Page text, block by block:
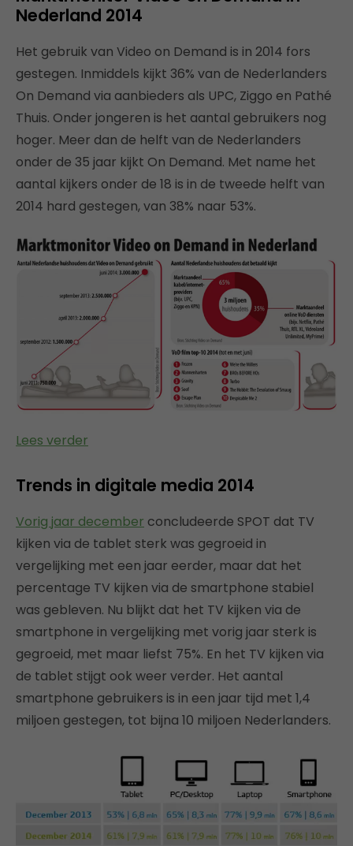
Nederland 2014
Het gebruik van Video on Demand is in 2014 fors
gestegen. Inmiddels kijkt 36% van de Nederlanders
On Demand via aanbieders als UPC, Ziggo en Pathé
Thuis. Onder jongeren is het aantal gebruikers nog
hoger. Meer dan de helft van de Nederlanders
onder de 35 jaar kijkt On Demand. Met name het
aantal kijkers onder de 18 is in de tweede helft van
2014 hard gestegen, van 38% naar 53%.
Lees verder
Trends in digitale media 2014
Vorig jaar december concludeerde SPOT dat TV
kijken via de tablet sterk was gegroeid in
vergelijking met een jaar eerder, maar dat het
percentage TV kijken via de smartphone stabiel
was gebleven. Nu blijkt dat het TV kijken via de
smartphone in vergelijking met vorig jaar sterk is
gegroeid, met maar liefst 75%. En het TV kijken via
de tablet stijgt ook weer verder. Het aantal
smartphone gebruikers is in een jaar tijd met 1,4
miljoen gestegen, tot bijna 10 miljoen Nederlanders.